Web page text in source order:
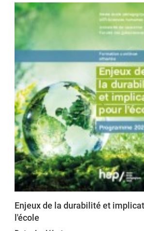
Enjeux de la durabilité et
l'école